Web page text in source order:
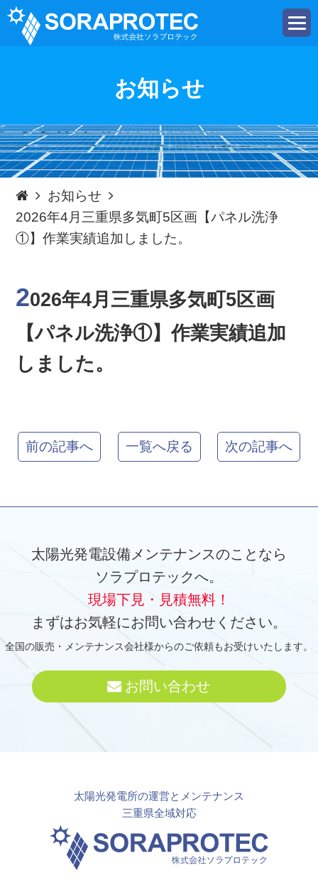
t
o
i
g
a
t
i
o
お知らせ
お知らせ
2026年4月三重県多気町5区画【パネル洗浄
①】作業実績追加しました。
2026年4月三重県多気町5区画
【パネル洗浄①】作業実績追加
しました。
前の記事へ 一覧へ戻る 次の記事へ
太陽光発電設備メンテナンスのことなら
ソラプロテックへ。
現場下見・見積無料！
まずはお気軽にお問い合わせください。
全国の販売・メンテナンス会社様からのご依頼もお受けいたします。
お問い合わせ
太陽光発電所の運営とメンテナンス
三重県全域対応